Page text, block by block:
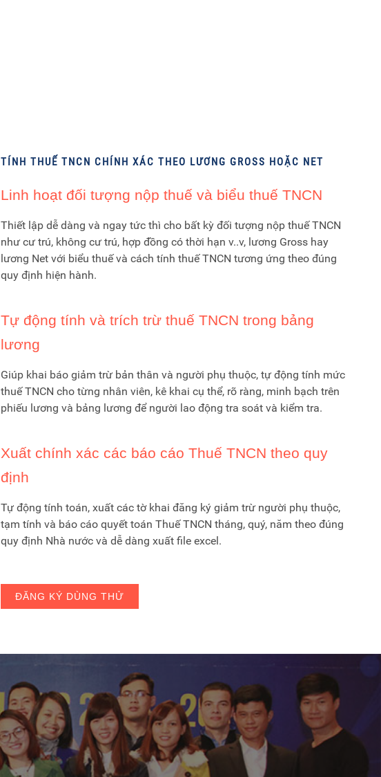
TÍNH THUẾ TNCN CHÍNH XÁC THEO LƯƠNG GROSS HOẶC NET
Linh hoạt đối tượng nộp thuế và biểu thuế TNCN
Thiết lập dễ dàng và ngay tức thì cho bất kỳ đối tượng nộp thuế TNCN
như cư trú, không cư trú, hợp đồng có thời hạn v..v, lương Gross hay
lương Net với biểu thuế và cách tính thuế TNCN tương ứng theo đúng
quy định hiện hành.
Tự động tính và trích trừ thuế TNCN trong bảng
lương
Giúp khai báo giảm trừ bản thân và người phụ thuộc, tự động tính mức
thuế TNCN cho từng nhân viên, kê khai cụ thể, rõ ràng, minh bạch trên
phiếu lương và bảng lương để người lao động tra soát và kiểm tra.
Xuất chính xác các báo cáo Thuế TNCN theo quy
định
Tự động tính toán, xuất các tờ khai đăng ký giảm trừ người phụ thuộc,
tạm tính và báo cáo quyết toán Thuế TNCN tháng, quý, năm theo đúng
quy định Nhà nước và dễ dàng xuất file excel.
ĐĂNG KÝ DÙNG THỬ